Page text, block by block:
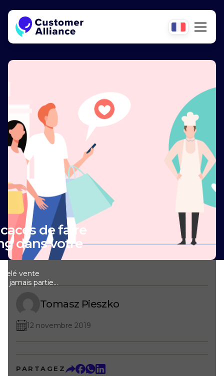
de faire
dans votre
vente
jamais partie
client,
positifs.
tous les
car avec un
Tomasz Pieszko
12 novembre 2019
PARTAGEZ